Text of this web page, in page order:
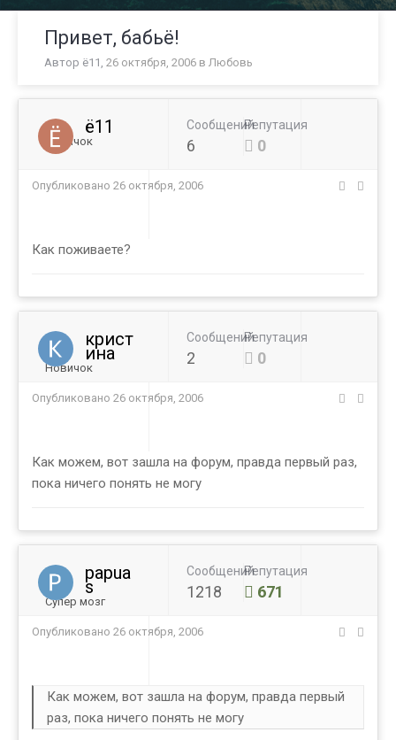
Привет, бабьё!
Автор ё11 , 26 октября, 2006 в Любовь
ё11
Новичок
Сообщений
6
Репутация
0
Опубликовано 26 октября, 2006
Как поживаете?
крист
ина
Новичок
Сообщений
2
Репутация
0
Опубликовано 26 октября, 2006
Как можем, вот зашла на форум, правда первый раз,
пока ничего понять не могу
papua
s
Супер мозг
Сообщений
1218
Репутация
671
Опубликовано 26 октября, 2006
Как можем, вот зашла на форум, правда первый
раз, пока ничего понять не могу